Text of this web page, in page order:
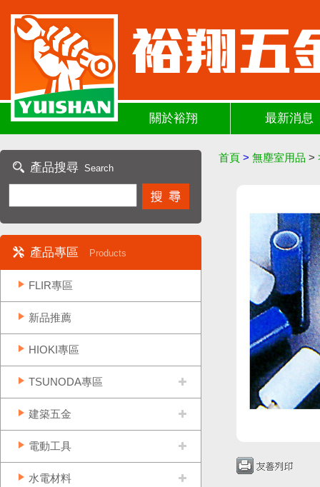
關於裕翔 最新消息
產品搜尋 Search
產品專區 Products
FLIR專區
新品推薦
HIOKI專區
TSUNODA專區
建築五金
電動工具
水電材料
首頁 > 無塵室用品 >